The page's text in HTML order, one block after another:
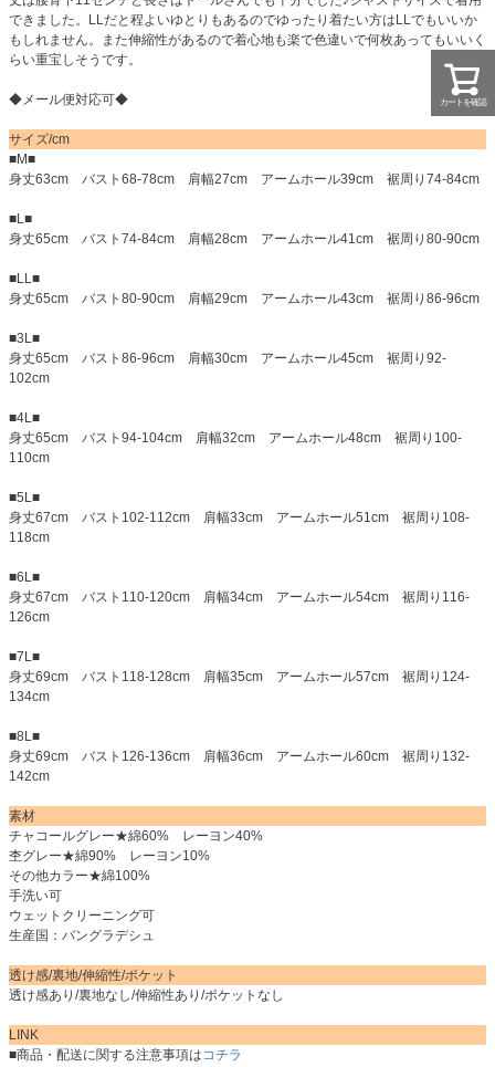
できました。LLだと程よいゆとりもあるのでゆったり着たい方はLLでもいいか
もしれません。また伸縮性があるので着心地も楽で色違いで何枚あってもいいく
らい重宝しそうです。
◆メール便対応可◆
サイズ/cm
■M■
身丈63cm バスト68-78cm 肩幅27cm アームホール39cm 裾周り74-84cm
■L■
身丈65cm バスト74-84cm 肩幅28cm アームホール41cm 裾周り80-90cm
■LL■
身丈65cm バスト80-90cm 肩幅29cm アームホール43cm 裾周り86-96cm
■3L■
身丈65cm バスト86-96cm 肩幅30cm アームホール45cm 裾周り92-
102cm
■4L■
身丈65cm バスト94-104cm 肩幅32cm アームホール48cm 裾周り100-
110cm
■5L■
身丈67cm バスト102-112cm 肩幅33cm アームホール51cm 裾周り108-
118cm
■6L■
身丈67cm バスト110-120cm 肩幅34cm アームホール54cm 裾周り116-
126cm
■7L■
身丈69cm バスト118-128cm 肩幅35cm アームホール57cm 裾周り124-
134cm
■8L■
身丈69cm バスト126-136cm 肩幅36cm アームホール60cm 裾周り132-
142cm
素材
チャコールグレー★綿60% レーヨン40%
杢グレー★綿90% レーヨン10%
その他カラー★綿100%
手洗い可
ウェットクリーニング可
生産国：バングラデシュ
透け感/裏地/伸縮性/ポケット
透け感あり/裏地なし/伸縮性あり/ポケットなし
LINK
■商品・配送に関する注意事項はコチラ
カートを確認